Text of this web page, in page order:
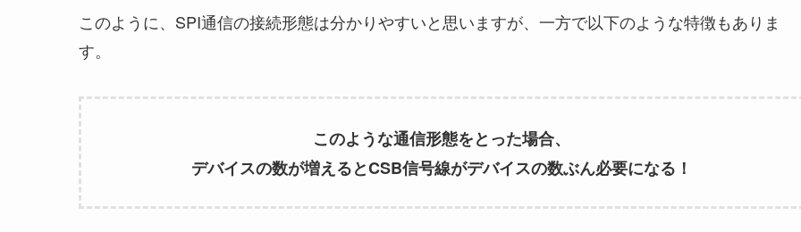
このように、SPI通信の接続形態は分かりやすいと思いますが、一方で以下のような特徴もありま
す。
このような通信形態をとった場合、
デバイスの数が増えるとCSB信号線がデバイスの数ぶん必要になる！